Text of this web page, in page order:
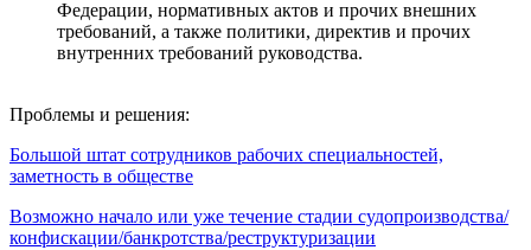
Федерации, нормативных актов и прочих внешних
требований, а также политики, директив и прочих
внутренних требований руководства.
Проблемы и решения:
Большой штат сотрудников рабочих специальностей,
заметность в обществе
Возможно начало или уже течение стадии судопроизводства/
конфискации/банкротства/реструктуризации